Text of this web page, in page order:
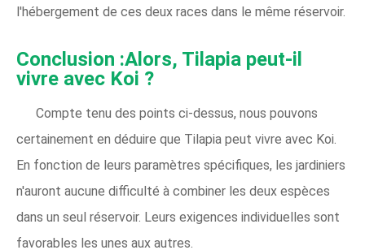
l'hébergement de ces deux races dans le même réservoir.
Conclusion :Alors, Tilapia peut-il
vivre avec Koi ?
Compte tenu des points ci-dessus, nous pouvons
certainement en déduire que Tilapia peut vivre avec Koi.
En fonction de leurs paramètres spécifiques, les jardiniers
n'auront aucune difficulté à combiner les deux espèces
dans un seul réservoir. Leurs exigences individuelles sont
favorables les unes aux autres.